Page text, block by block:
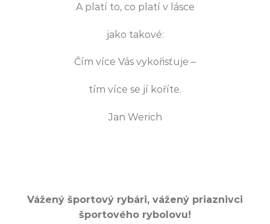
A platí to, co platí v lásce
jako takové:
Čím více Vás vykořisťuje –
tím více se jí koříte.
Jan Werich
Vážený športový rybári, vážený priaznivci
športového rybolovu!